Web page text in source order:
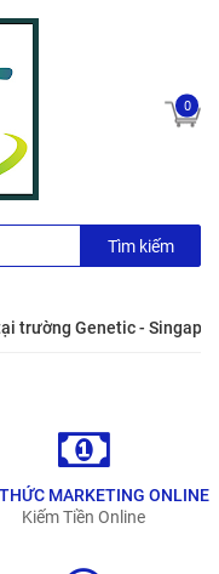
0
Tìm kiếm
trường Genetic -
MARKETING ONLINE
Kiếm Tiền Online